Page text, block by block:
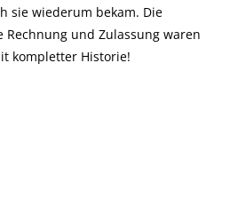
sie wiederum bekam. Die
Rechnung und Zulassung waren
kompletter Historie!